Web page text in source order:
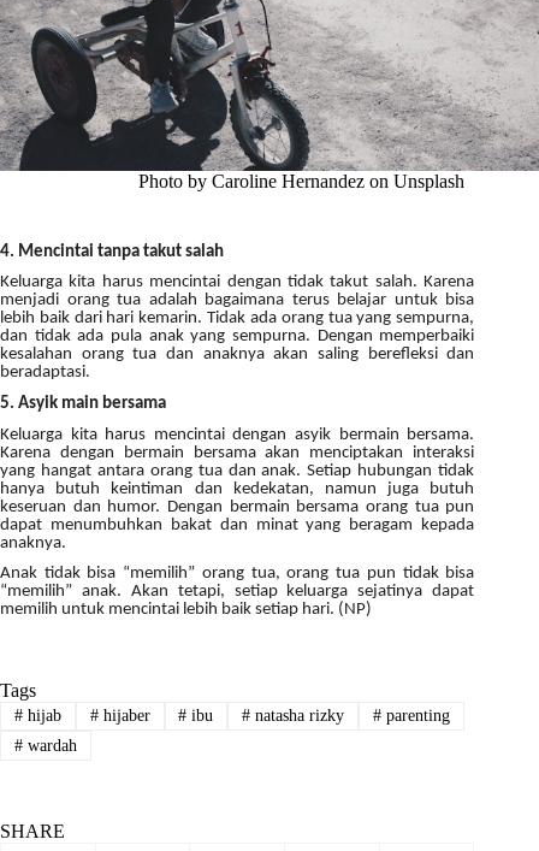
Photo by Caroline Hernandez on Unsplash
4. Mencintai tanpa takut salah
Keluarga kita harus mencintai dengan tidak takut salah. Karena
menjadi orang tua adalah bagaimana terus belajar untuk bisa
lebih baik dari hari kemarin. Tidak ada orang tua yang sempurna,
dan tidak ada pula anak yang sempurna. Dengan memperbaiki
kesalahan orang tua dan anaknya akan saling berefleksi dan
beradaptasi.
5. Asyik main bersama
Keluarga kita harus mencintai dengan asyik bermain bersama.
Karena dengan bermain bersama akan menciptakan interaksi
yang hangat antara orang tua dan anak. Setiap hubungan tidak
hanya butuh keintiman dan kedekatan, namun juga butuh
keseruan dan humor. Dengan bermain bersama orang tua pun
dapat menumbuhkan bakat dan minat yang beragam kepada
anaknya.
Anak tidak bisa “memilih” orang tua, orang tua pun tidak bisa
“memilih” anak. Akan tetapi, setiap keluarga sejatinya dapat
memilih untuk mencintai lebih baik setiap hari. (NP)
Tags
#hijab #hijaber # ibu # natasha rizky # parenting
#wardah
SHARE